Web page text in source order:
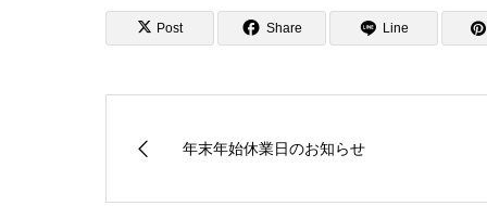
Post Share Line
年末年始休業日のお知らせ